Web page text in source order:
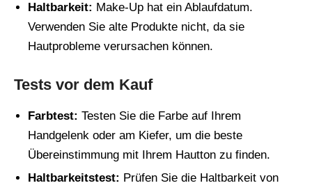
Haltbarkeit: Make-Up hat ein Ablaufdatum.
Verwenden Sie alte Produkte nicht, da sie
Hautprobleme verursachen können.
Tests vor dem Kauf
Farbtest: Testen Sie die Farbe auf Ihrem
Handgelenk oder am Kiefer, um die beste
Übereinstimmung mit Ihrem Hautton zu finden.
Haltbarkeitstest: Prüfen Sie die Haltbarkeit von